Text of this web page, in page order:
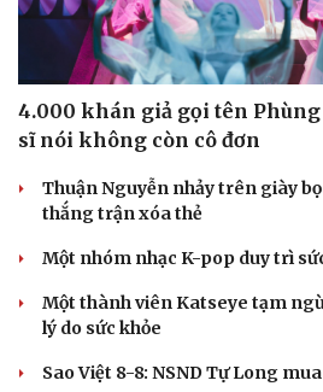
4.000 khán giả gọi tên
sĩ nói không còn cô đơn
Thuận Nguyễn nhảy trên giày
thắng trận xóa thẻ
Một nhóm nhạc K-pop duy trì
Một thành viên Katseye tạm
lý do sức khỏe
Sao Việt 8-8: NSND Tự Long